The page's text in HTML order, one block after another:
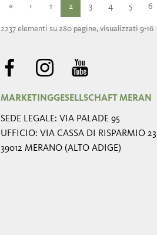
« ‹ 1 2 3 4 5 6
2237 elementi su 280 pagine, visualizzati 9-16
MARKETINGGESELLSCHAFT MERAN
SEDE LEGALE: VIA PALADE 95
UFFICIO: VIA CASSA DI RISPARMIO 23
39012 MERANO (ALTO ADIGE)